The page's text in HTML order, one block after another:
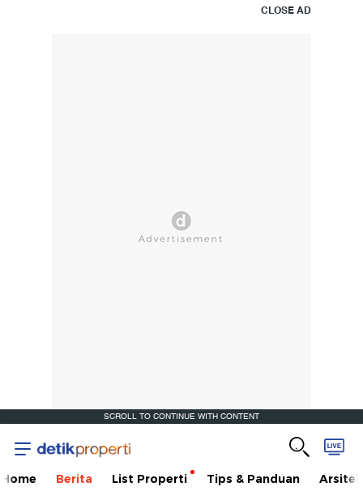
CLOSE AD
SCROLL TO CONTINUE WITH CONTENT
Home Berita List Properti Tips & Panduan